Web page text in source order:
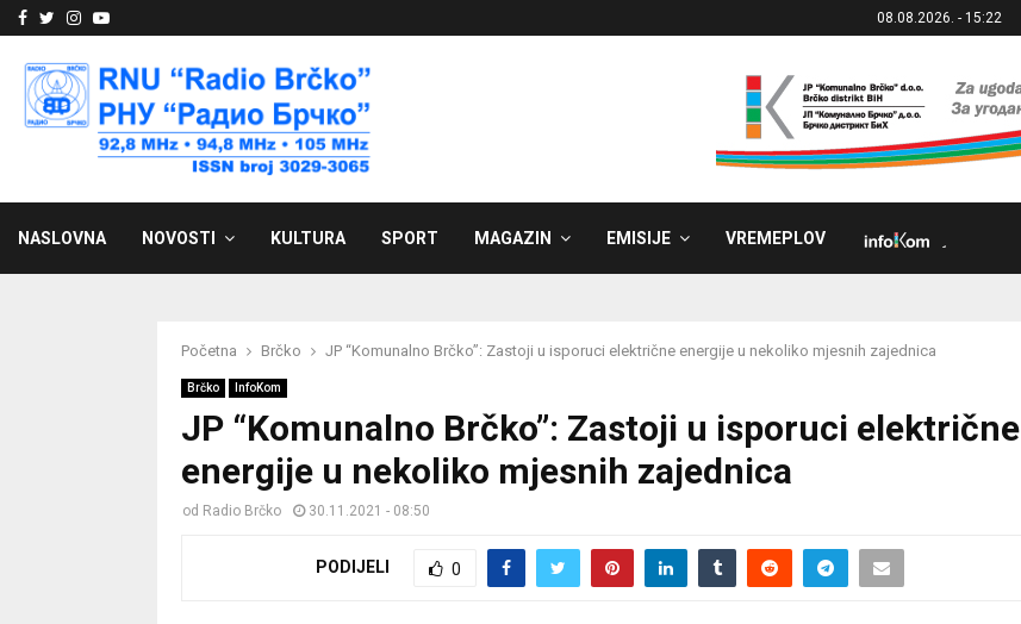
Facebook
Twitter
Instagram
Youtube 08.08.2026. - 15:22
NASLOVNA NOVOSTI KULTURA SPORT MAGAZIN EMISIJE VREMEPLOV
Početna Brčko JP “Komunalno Brčko”: Zastoji u isporuci električne energije u nekoliko mjesnih zajednica
Brčko InfoKom
JP “Komunalno Brčko”: Zastoji u isporuci električne
energije u nekoliko mjesnih zajednica
od Radio Brčko 30.11.2021 - 08:50
PODIJELI 0